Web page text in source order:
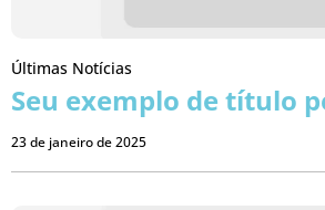
Últimas Notícias
Seu exemplo de título
23 de janeiro de 2025